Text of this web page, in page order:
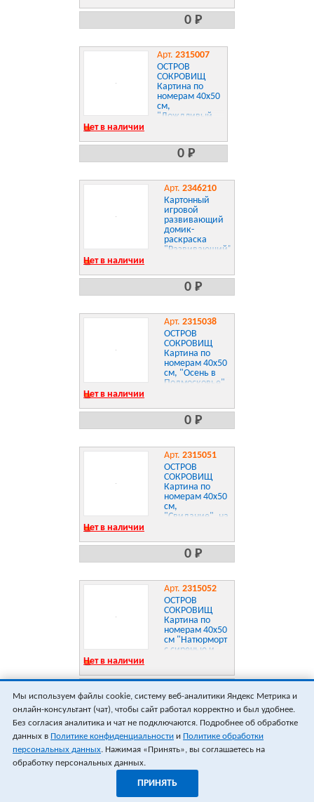
кисти, 662473
0 Р
Арт. 2315007
ОСТРОВ
СОКРОВИЩ
Картина по
номерам 40х50
см,
"Дождливый
акриловые
краски, 3
кисти, 662480
Нет в наличии
0 Р
Арт. 2346210
Картонный
игровой
развивающий
домик-
раскраска
"Развивающий",
880359
Нет в наличии
0 Р
Арт. 2315038
ОСТРОВ
СОКРОВИЩ
Картина по
номерам 40х50
см, "Осень в
Подмосковье",
662891
Нет в наличии
0 Р
Арт. 2315051
ОСТРОВ
СОКРОВИЩ
Картина по
номерам 40х50
см,
"Свидание", на
662911
Нет в наличии
0 Р
Арт. 2315052
ОСТРОВ
СОКРОВИЩ
Картина по
номерам 40х50
см "Натюрморт
с сиренью и
акрил, кисти,
Нет в наличии
ПОКАЗАТЬ ЕЩЁ 18ВСЕГО 0
Мы используем файлы cookie, систему веб-аналитики Яндекс Метрика и
онлайн-консультант (чат), чтобы сайт работал корректно и был удобнее.
Без согласия аналитика и чат не подключаются. Подробнее об обработке
данных в Политике конфиденциальности и Политике обработки
персональных данных. Нажимая «Принять», вы соглашаетесь на
обработку персональных данных.
ПРИНЯТЬ